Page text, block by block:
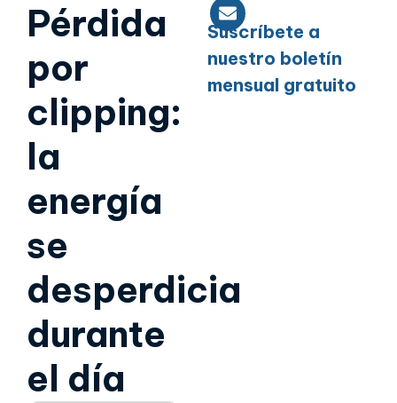
Pérdida
por
clipping:
la
energía
se
desperdicia
durante
el día
Suscríbete a
nuestro boletín
mensual gratuito